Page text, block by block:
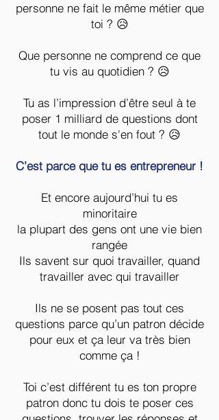
C’est avec moi que tu vas échanger 🗣️ et
personne d'autre.
Et ce n’est pas un accompagnement en
groupe 🚫👥.
Je serais seul avec toi pendant 12h sur 6
mois ⏳
Tu auras donc toute mon attention et mon
Si tu es partant,
Tu sais ce qu'il te reste à faire :
personne ne fait le même métier que
toi ? 😥
Que personne ne comprend ce que
tu vis au quotidien ? 😥
Tu as l’impression d’être seul à te
poser 1 milliard de questions dont
tout le monde s'en fout ? 😥
C’est parce que tu es entrepreneur !
Et encore aujourd’hui tu es
minoritaire
la plupart des gens ont une vie bien
rangée
Ils savent sur quoi travailler, quand
travailler avec qui travailler
Ils ne se posent pas tout ces
questions parce qu’un patron décide
pour eux et ça leur va très bien
comme ça !
Toi c’est différent tu es ton propre
patron donc tu dois te poser ces